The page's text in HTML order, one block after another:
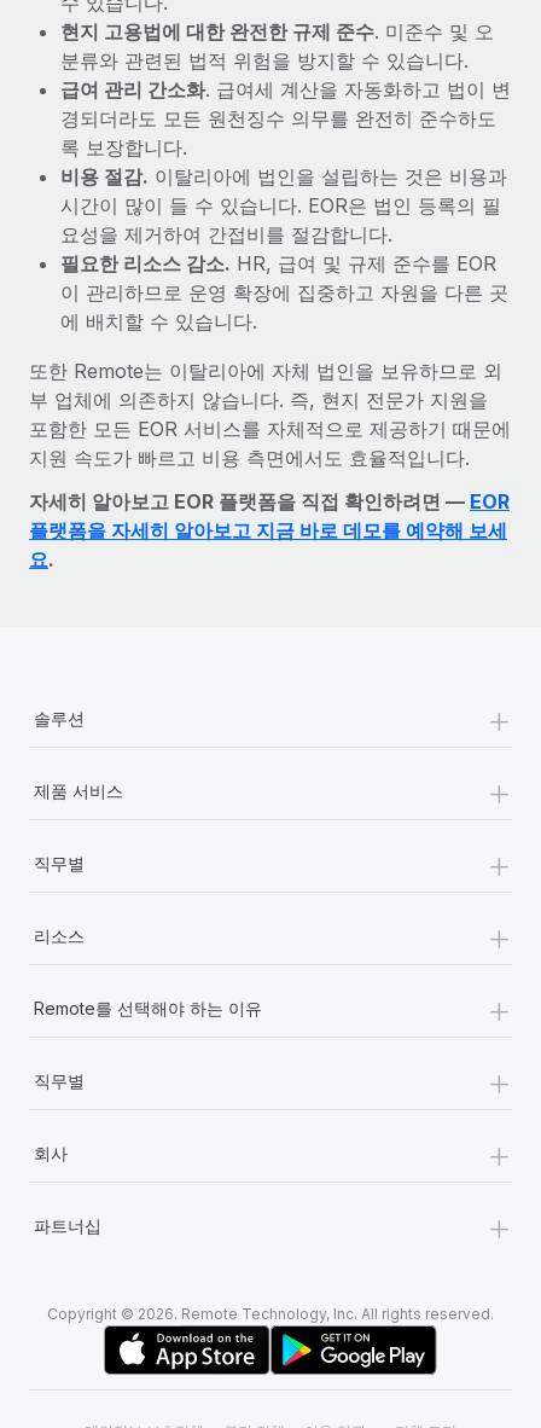
현지 고용법에 대한 완전한 규제 준수. 미준수 및 오
분류와 관련된 법적 위험을 방지할 수 있습니다.
급여 관리 간소화. 급여세 계산을 자동화하고 법이 변
경되더라도 모든 원천징수 의무를 완전히 준수하도
록 보장합니다.
비용 절감. 이탈리아에 법인을 설립하는 것은 비용과
시간이 많이 들 수 있습니다. EOR은 법인 등록의 필
요성을 제거하여 간접비를 절감합니다.
필요한 리소스 감소. HR, 급여 및 규제 준수를 EOR
이 관리하므로 운영 확장에 집중하고 자원을 다른 곳
에 배치할 수 있습니다.
또한 Remote는 이탈리아에 자체 법인을 보유하므로 외
부 업체에 의존하지 않습니다. 즉, 현지 전문가 지원을
포함한 모든 EOR 서비스를 자체적으로 제공하기 때문에
지원 속도가 빠르고 비용 측면에서도 효율적입니다.
자세히 알아보고 EOR 플랫폼을 직접 확인하려면 — EOR
플랫폼을 자세히 알아보고 지금 바로 데모를 예약해 보세
요.
솔루션 +
제품 서비스 +
직무별 +
리소스 +
Remote를 선택해야 하는 이유 +
직무별 +
회사 +
파트너십 +
Copyright © 2026. Remote Technology, Inc. All rights reserved.